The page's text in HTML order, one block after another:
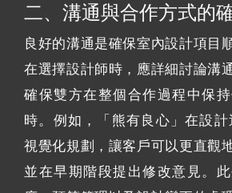
二、溝通與合作方式的
良好的溝通是確保室內設計項目
在選擇設計師時，應詳細討論溝
確保雙方在整個合作過程中保
時。例如，「熊有良心」在設
視覺化規劃，讓客戶可以更直觀
並在早期階段提出修改意見。